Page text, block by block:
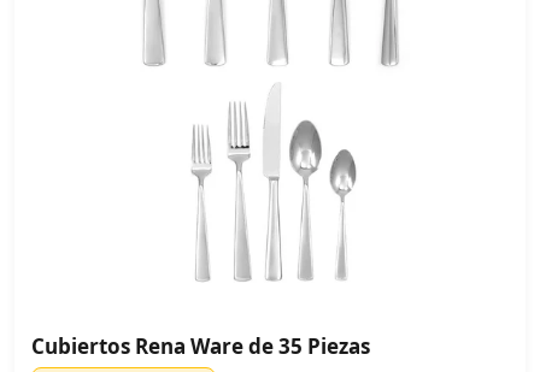
Cubiertos Rena Ware de 35 Piezas